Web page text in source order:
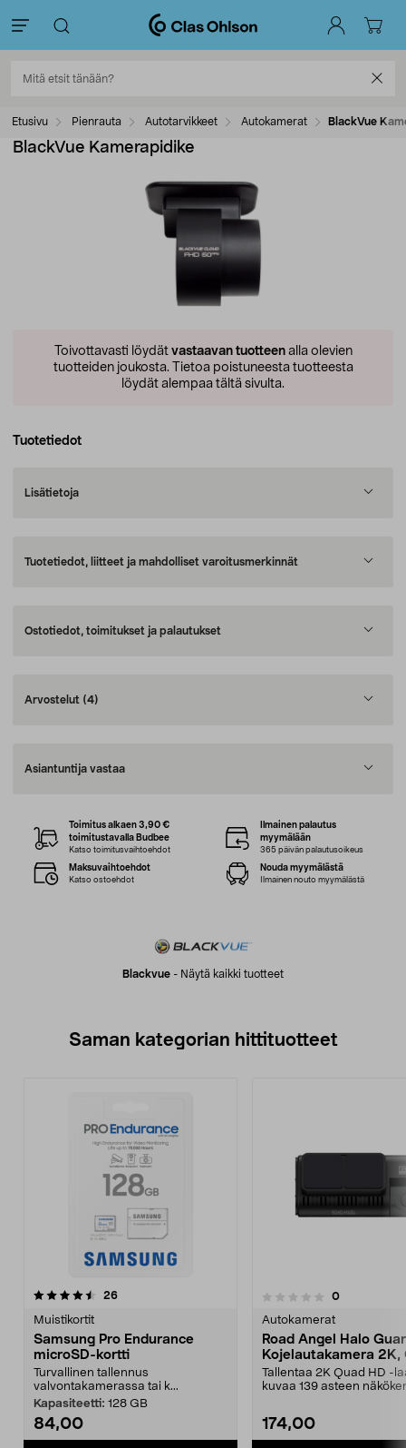
Etusivu Pienrauta Autotarvikkeet Autokamerat BlackVue
BlackVue Kamerapidike
Toivottavasti löydät vastaavan tuotteenalla olevien
tuotteiden joukosta. Tietoa poistuneesta tuotteesta
löydät alempaa tältä sivulta.
Tuotetiedot
Lisätietoja
Tuotetiedot, liitteet ja mahdolliset varoitusmerkinnät
Ostotiedot, toimitukset ja palautukset
Arvostelut (4)
Asiantuntija vastaa
Blackvue - Näytä kaikki tuotteet
Toimitus alkaen 3,90 €
toimitustavalla Budbee
Katso toimitusvaihtoehdot
Ilmainen palautus
myymälään
365 päivän palautusoikeus
Maksuvaihtoehdot
Katso ostoehdot
Nouda myymälästä
Ilmainen nouto myymälästä
Saman kategorian hittituotteet
26arvostelut
Muistikortit
Samsung Pro Endurance
microSD-kortti
Turvallinen tallennus
valvontakamerassa tai k...
Kapasiteetti: 128 GB
84,00
0.0 viidestä
0arvostelut
Autokamerat
Road Angel Halo
Kojelautakamera 2K,
Tallentaa 2K Quad HD -
kuvaa 139 asteen
174,00
0.0 viidestä